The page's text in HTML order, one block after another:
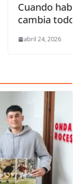
Cuando hablar
cambia todo
abril 24, 2026